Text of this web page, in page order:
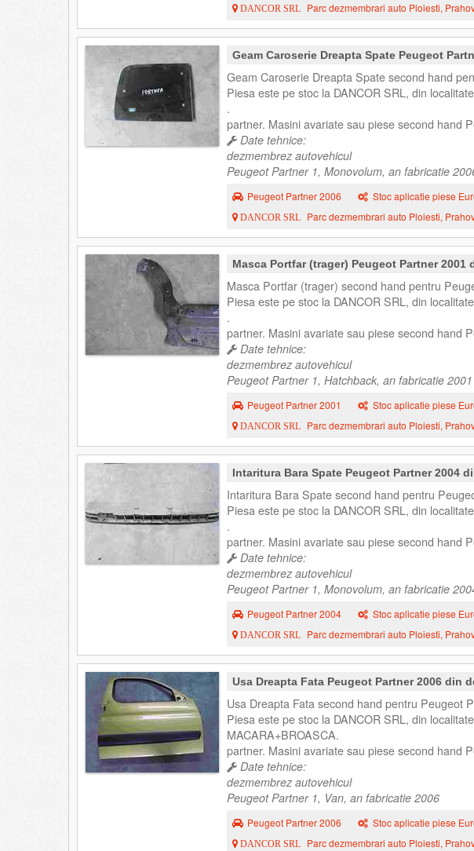
DANCOR SRL Parc dezmembrari auto Ploiesti,
Geam Caroserie Dreapta Spate Peugeot
Geam Caroserie Dreapta Spate second hand
Piesa este pe stoc la DANCOR SRL, din
.
partner. Masini avariate sau piese second hand
Date tehnice:
dezmembrez autovehicul
Peugeot Partner 1, Monovolum, an fabricatie
Peugeot Partner 2006 Stoc aplicatie piese
DANCOR SRL Parc dezmembrari auto Ploiesti,
Masca Portfar (trager) Peugeot Partner 2001
Masca Portfar (trager) second hand pentru
Piesa este pe stoc la DANCOR SRL, din
.
partner. Masini avariate sau piese second hand
Date tehnice:
dezmembrez autovehicul
Peugeot Partner 1, Hatchback, an fabricatie 2001
Peugeot Partner 2001 Stoc aplicatie piese
DANCOR SRL Parc dezmembrari auto Ploiesti,
Intaritura Bara Spate Peugeot Partner 2004
Intaritura Bara Spate second hand pentru
Piesa este pe stoc la DANCOR SRL, din
.
partner. Masini avariate sau piese second hand
Date tehnice:
dezmembrez autovehicul
Peugeot Partner 1, Monovolum, an fabricatie
Peugeot Partner 2004 Stoc aplicatie piese
DANCOR SRL Parc dezmembrari auto Ploiesti,
Usa Dreapta Fata Peugeot Partner 2006 din
Usa Dreapta Fata second hand pentru Peugeot
Piesa este pe stoc la DANCOR SRL, din
MACARA+BROASCA.
partner. Masini avariate sau piese second hand
Date tehnice:
dezmembrez autovehicul
Peugeot Partner 1, Van, an fabricatie 2006
Peugeot Partner 2006 Stoc aplicatie piese
DANCOR SRL Parc dezmembrari auto Ploiesti,